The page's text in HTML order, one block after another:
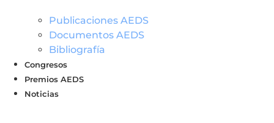
Publicaciones AEDS
Documentos AEDS
Bibliografía
Congresos
Premios AEDS
Noticias